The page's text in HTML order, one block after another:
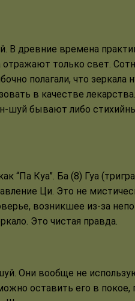
В древние времена
отражают только свет.
полагали, что зеркала
в качестве
шуй бывают либо
“Па Куа”. Ба (8) Гуа
Ци. Это не
возникшее из-за
Это чистая правда.
Они вообще не
оставить его в покое,